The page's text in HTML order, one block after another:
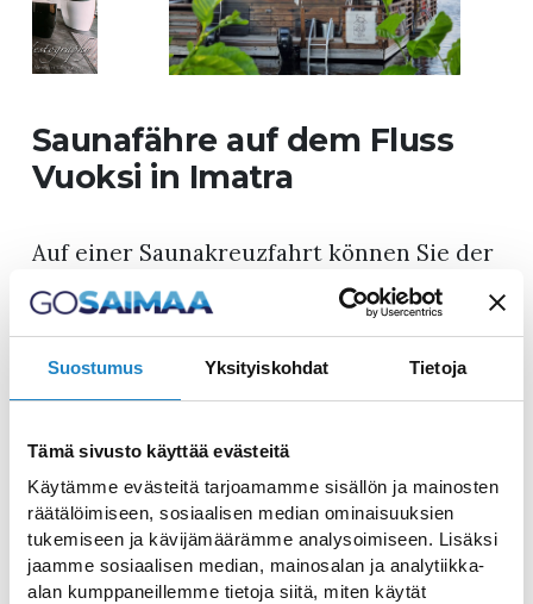
Suostumus Yksityiskohdat Tietoja
Tämä sivusto käyttää evästeitä
Käytämme evästeitä tarjoamamme sisällön ja mainosten
räätälöimiseen, sosiaalisen median ominaisuuksien
tukemiseen ja kävijämäärämme analysoimiseen. Lisäksi
jaamme sosiaalisen median, mainosalan ja analytiikka-
alan kumppaneillemme tietoja siitä, miten käytät
Saunafähre auf dem Fluss
Vuoksi in Imatra
Auf einer Saunakreuzfahrt können Sie der
Hektik des Alltags entfliehen. Die
Saunafähre-Imatra bietet Ihnen und Ihren
Entspannung inmitten des schönen
Saunafahrten werden das ganze Jahr über
auf Anfrage organisiert. Auf den
Saunakreuzfahrten mit vollem Service
können Sie sich ganz auf Ihre
Entspannung konzentrieren, während sich